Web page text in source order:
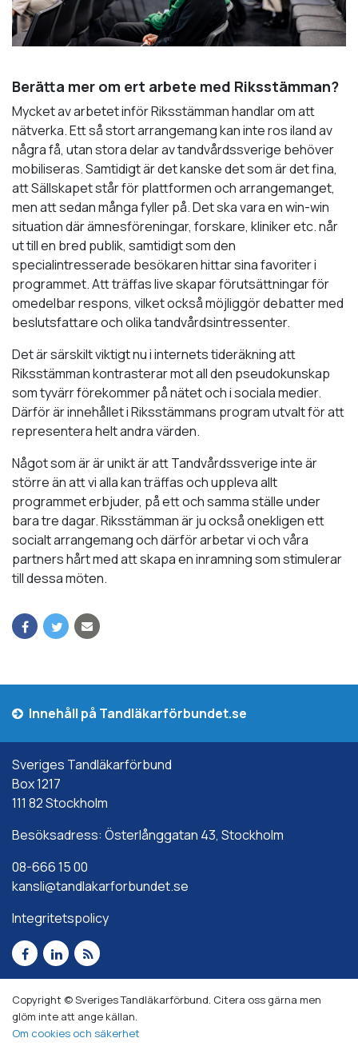
Berätta mer om ert arbete med Riksstämman?
Mycket av arbetet inför Riksstämman handlar om att
nätverka. Ett så stort arrangemang kan inte ros iland av
några få, utan stora delar av tandvårdssverige behöver
mobiliseras. Samtidigt är det kanske det som är det fina,
att Sällskapet står för plattformen och arrangemanget,
men att sedan många fyller på. Det ska vara en win-win
situation där ämnesföreningar, forskare, kliniker etc. når
ut till en bred publik, samtidigt som den
specialintresserade besökaren hittar sina favoriter i
programmet. Att träffas live skapar förutsättningar för
omedelbar respons, vilket också möjliggör debatter med
beslutsfattare och olika tandvårdsintressenter.
Det är särskilt viktigt nu i internets tideräkning att
Riksstämman kontrasterar mot all den pseudokunskap
som tyvärr förekommer på nätet och i sociala medier.
Därför är innehållet i Riksstämmans program utvalt för att
representera helt andra värden.
Något som är är unikt är att Tandvårdssverige inte är
större än att vi alla kan träffas och uppleva allt
programmet erbjuder, på ett och samma ställe under
bara tre dagar. Riksstämman är ju också onekligen ett
socialt arrangemang och därför arbetar vi och våra
partners hårt med att skapa en inramning som stimulerar
till dessa möten.
Innehåll på Tandläkarförbundet.se
Sveriges Tandläkarförbund
Box 1217
111 82 Stockholm
Besöksadress: Österlånggatan 43, Stockholm
08-666 15 00
kansli@tandlakarforbundet.se
Integritetspolicy
Copyright © Sveriges Tandläkarförbund. Citera oss gärna men
glöm inte att ange källan.
Om cookies och säkerhet